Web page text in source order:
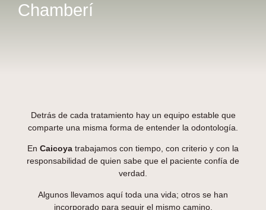
Chamberí
Detrás de cada tratamiento hay un equipo estable que
comparte una misma forma de entender la odontología.
En Caicoya trabajamos con tiempo, con criterio y con la
responsabilidad de quien sabe que el paciente confía de
verdad.
Algunos llevamos aquí toda una vida; otros se han
incorporado para seguir el mismo camino.